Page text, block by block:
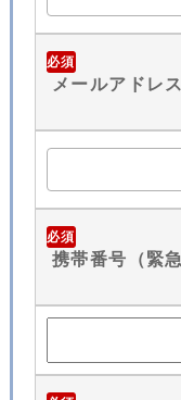
必須
メールアドレス
必須
携帯番号（緊急